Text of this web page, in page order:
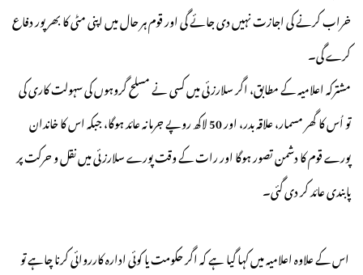
خراب کرنے کی اجازت نہیں دی جائے گی اور قوم ہر حال میں اپنی مٹی کا بھرپور دفاع
کرے گی۔
مشترکہ اعلامیہ کے مطابق، اگر سلارزئی میں کسی نے مسلح گروہوں کی سہولت کاری کی
تو اُس کا گھر مسمار، علاقہ بدر، اور 50 لاکھ روپے جرمانہ عائد ہوگا، جبکہ اس کا خاندان
پورے قوم کا دشمن تصور ہوگا اور رات کے وقت پورے سلارزئی میں نقل و حرکت پر
پابندی عائد کر دی گئی۔
اس کے علاوہ اعلامیہ میں کہا گیا ہے کہ اگر حکومت یا کوئی ادارہ کارروائی کرنا چاہے تو